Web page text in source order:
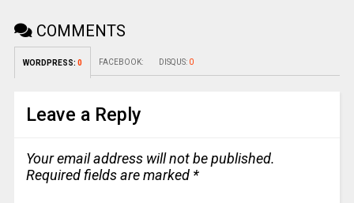
COMMENTS
WORDPRESS: 0 FACEBOOK: DISQUS: 0
Leave a Reply
Your email address will not be published.
Required fields are marked *